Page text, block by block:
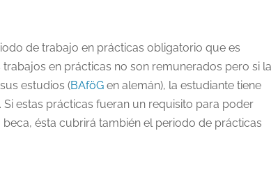
de trabajo en prácticas obligatorio que es
en prácticas no son remunerados pero si
estudios (BAföG en alemán), la estudiante tiene
estas prácticas fueran un requisito para poder
ésta cubrirá también el periodo de prácticas